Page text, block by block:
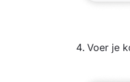
Voer je